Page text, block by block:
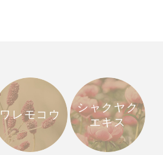
ワレモコウ
シャクヤク
エキス